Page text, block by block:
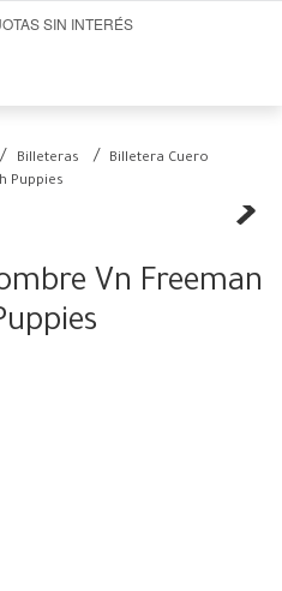
SIN INTERÉS
Billeteras
Billetera Cuero
Puppies
Vn Freeman